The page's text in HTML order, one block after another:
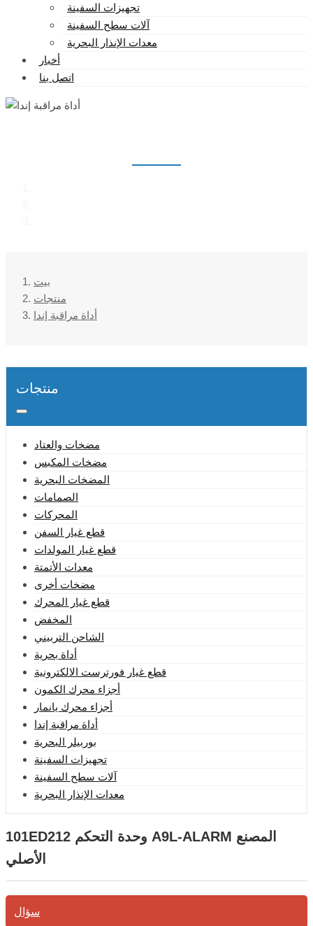
تجهيزات السفينة
آلات سطح السفينة
معدات الإنذار البحرية
أخبار
اتصل بنا
بيت
منتجات
أداة مراقبة إندا
منتجات
مضخات والعتاد
مضخات المكبس
المضخات البحرية
الصمامات
المحركات
قطع غيار السفن
قطع غيار المولدات
معدات الأتمتة
مضخات أخرى
قطع غيار المحرك
المخفض
الشاحن التربيني
أداة بحرية
قطع غيار فورترست الالكترونية
أجزاء محرك الكمون
أجزاء محرك يانمار
أداة مراقبة إندا
بوربيلر البحرية
تجهيزات السفينة
آلات سطح السفينة
معدات الإنذار البحرية
101ED212 وحدة التحكم A9L-ALARM المصنع
الأصلي
سؤال